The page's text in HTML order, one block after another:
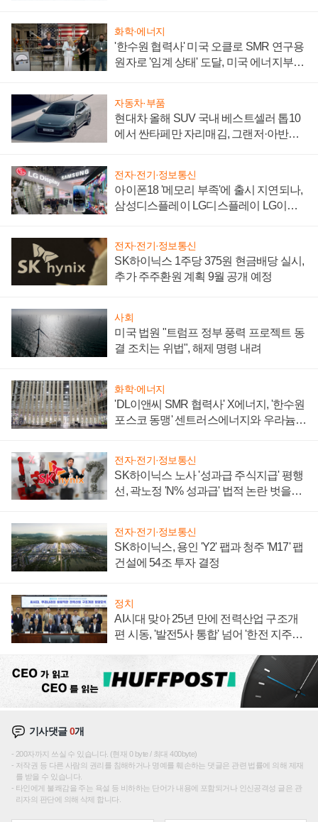
화학·에너지
'한수원 협력사' 미국 오클로 SMR 연구용
원자로 '임계 상태' 도달, 미국 에너지부
자동차·부품
현대차 올해 SUV 국내 베스트셀러 톱10
에서 싼타페만 자리매김, 그랜저·아반떼
전자·전기·정보통신
아이폰18 '메모리 부족'에 출시 지연되나,
삼성디스플레이 LG디스플레이 LG이노
전자·전기·정보통신
SK하이닉스 1주당 375원 현금배당 실시,
추가 주주환원 계획 9월 공개 예정
사회
미국 법원 "트럼프 정부 풍력 프로젝트 동
결 조치는 위법", 해제 명령 내려
화학·에너지
'DL이앤씨 SMR 협력사' X에너지, '한수원
포스코 동맹' 센트러스에너지와 우라늄
전자·전기·정보통신
SK하이닉스 노사 '성과급 주식지급' 평행
선, 곽노정 'N% 성과급' 법적 논란 벗을지
전자·전기·정보통신
SK하이닉스, 용인 'Y2' 팹과 청주 'M17' 팹
건설에 54조 투자 결정
정치
AI시대 맞아 25년 만에 전력산업 구조개
편 시동, '발전5사 통합' 넘어 '한전 지주사'
기사댓글0개
200자까지 쓰실 수 있습니다. (현재 0 byte / 최대 400byte)
저작권 등 다른 사람의 권리를 침해하거나 명예를 훼손하는 댓글은 관련 법률에 의해 제재
를 받을 수 있습니다.
타인에게 불쾌감을 주는 욕설 등 비하하는 단어가 내용에 포함되거나 인신공격성 글은 관
리자의 판단에 의해 삭제 합니다.